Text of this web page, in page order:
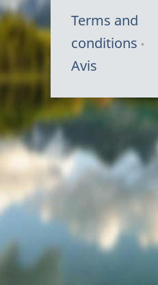
Terms and
conditions
Avis